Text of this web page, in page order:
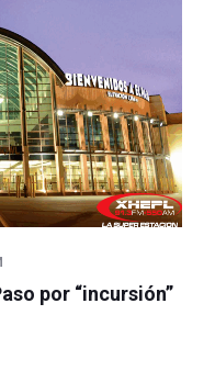
por “incursión”